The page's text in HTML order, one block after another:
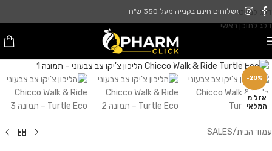
דלג לניווט
דלג לתוכן ראשי
משלוחים חינם בקנייה מעל 350 ש"ח
-20%
אזל מ
המלאי
עמוד הבית/
SALES